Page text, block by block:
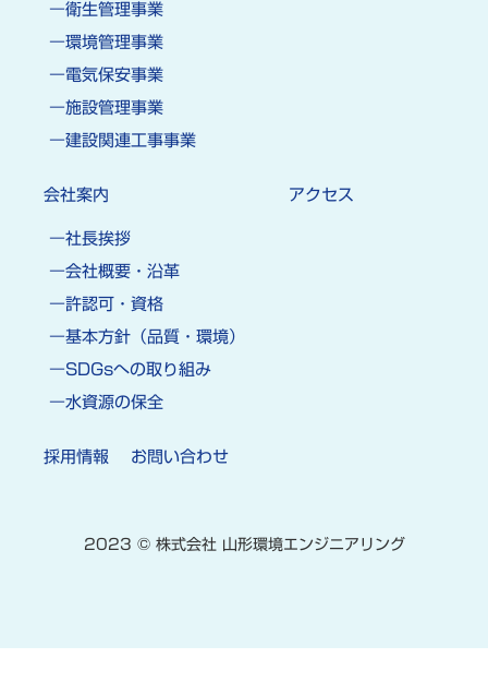
衛生管理事業
環境管理事業
電気保安事業
施設管理事業
建設関連工事事業
会社案内
社長挨拶
会社概要・沿革
許認可・資格
基本方針（品質・環境）
SDGsへの取り組み
水資源の保全
アクセス
採用情報 お問い合わせ
2023 © 株式会社 山形環境エンジニアリング